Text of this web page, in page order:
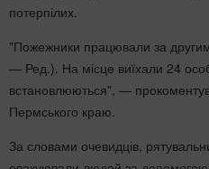
потерпілих.
"Пожежники працювали за
— Ред.). На місце виїхали 24
встановлюються", —
Пермського краю.
За словами очевидців,